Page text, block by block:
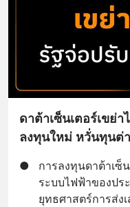
ดาต้าเซ็นเตอร์เขย่
ลงทุนใหม่ หวั่นทุนต่
●
การลงทุนดาต้าเซ็
ระบบไฟฟ้าของปร
ยุทธศาสตร์การส่ง